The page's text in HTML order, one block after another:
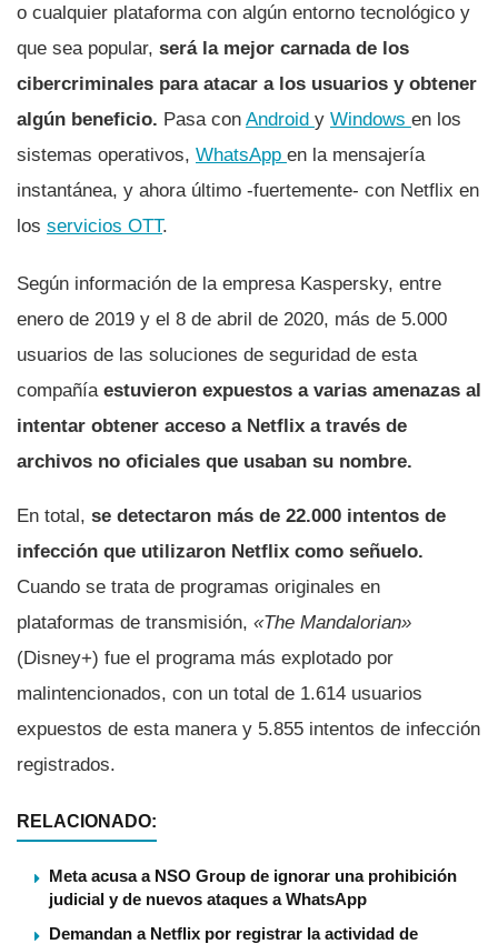
o cualquier plataforma con algún entorno tecnológico y
que sea popular, será la mejor carnada de los
cibercriminales para atacar a los usuarios y obtener
algún beneficio. Pasa con Android y Windows en los
sistemas operativos, WhatsApp en la mensajerí­a
instantánea, y ahora último -fuertemente- con Netflix en
los servicios OTT.
Según información de la empresa Kaspersky, entre
enero de 2019 y el 8 de abril de 2020, más de 5.000
usuarios de las soluciones de seguridad de esta
compañí­a estuvieron expuestos a varias amenazas al
intentar obtener acceso a Netflix a través de
archivos no oficiales que usaban su nombre.
En total, se detectaron más de 22.000 intentos de
infección que utilizaron Netflix como señuelo.
Cuando se trata de programas originales en
plataformas de transmisión, «The Mandalorian»
(Disney+) fue el programa más explotado por
malintencionados, con un total de 1.614 usuarios
expuestos de esta manera y 5.855 intentos de infección
registrados.
RELACIONADO:
Meta acusa a NSO Group de ignorar una prohibición
judicial y de nuevos ataques a WhatsApp
Demandan a Netflix por registrar la actividad de